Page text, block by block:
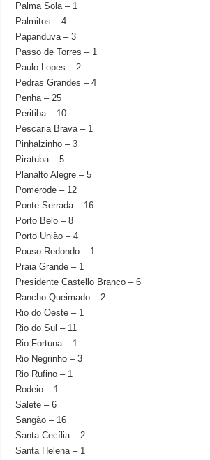
Palma Sola – 1
Palmitos – 4
Papanduva – 3
Passo de Torres – 1
Paulo Lopes – 2
Pedras Grandes – 4
Penha – 25
Peritiba – 10
Pescaria Brava – 1
Pinhalzinho – 3
Piratuba – 5
Planalto Alegre – 5
Pomerode – 12
Ponte Serrada – 16
Porto Belo – 8
Porto União – 4
Pouso Redondo – 1
Praia Grande – 1
Presidente Castello Branco – 6
Rancho Queimado – 2
Rio do Oeste – 1
Rio do Sul – 11
Rio Fortuna – 1
Rio Negrinho – 3
Rio Rufino – 1
Rodeio – 1
Salete – 6
Sangão – 16
Santa Cecília – 2
Santa Helena – 1